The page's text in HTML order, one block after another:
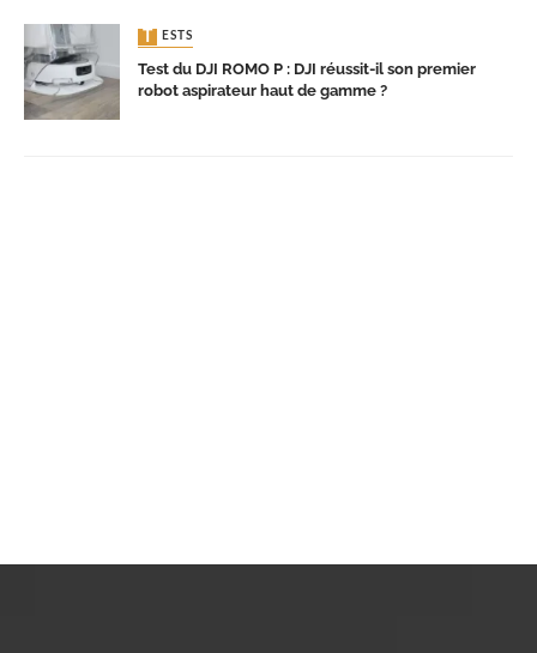
TESTS
Test du DJI ROMO P : DJI réussit-il son premier
robot aspirateur haut de gamme ?